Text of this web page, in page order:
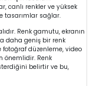
canlı renkler ve yüksek
tasarımlar sağlar.
Renk gamutu, ekranın
daha geniş bir renk
fotoğraf düzenleme, video
önemlidir. Renk
belirtir ve bu,